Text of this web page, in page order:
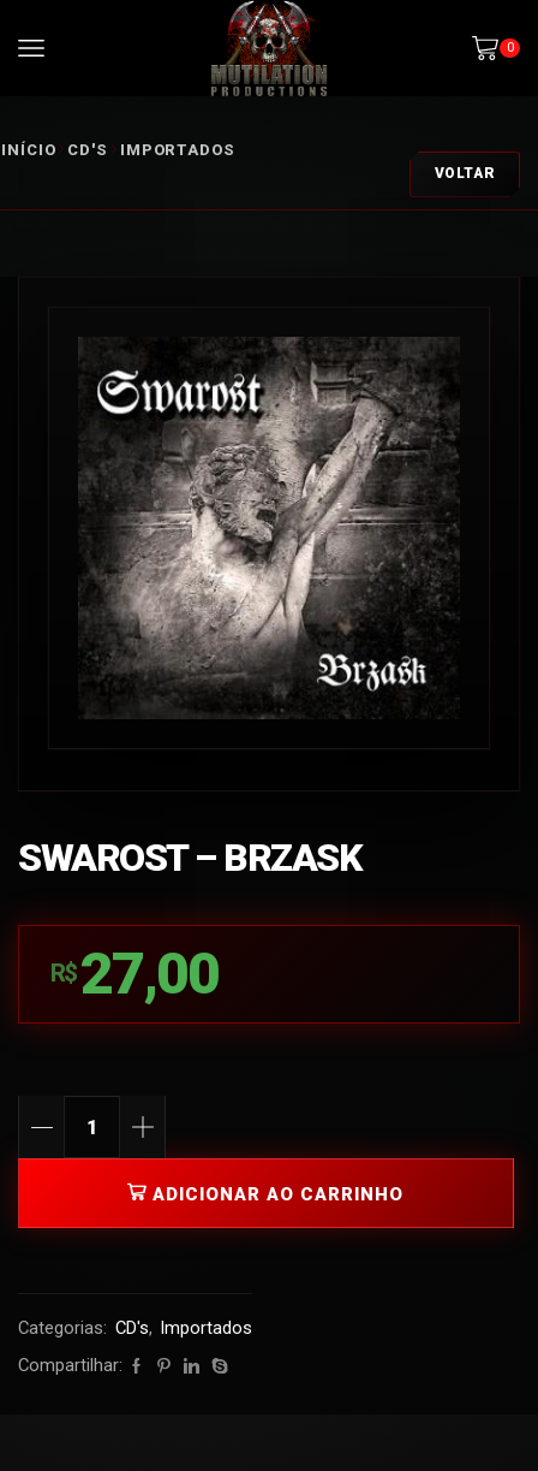
0
INÍCIO CD'S IMPORTADOS
VOLTAR
SWAROST – BRZASK
R$ 27,00
ADICIONAR AO CARRINHO
Categorias: CD's, Importados
Compartilhar: